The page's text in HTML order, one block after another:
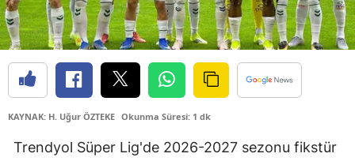
Çanakkale
Çankırı
Çorum
KAYNAK: H. Uğur ÖZTEKE Okunma Süresi: 1 dk
Trendyol Süper Lig'de 2026-2027 sezonu fikstür